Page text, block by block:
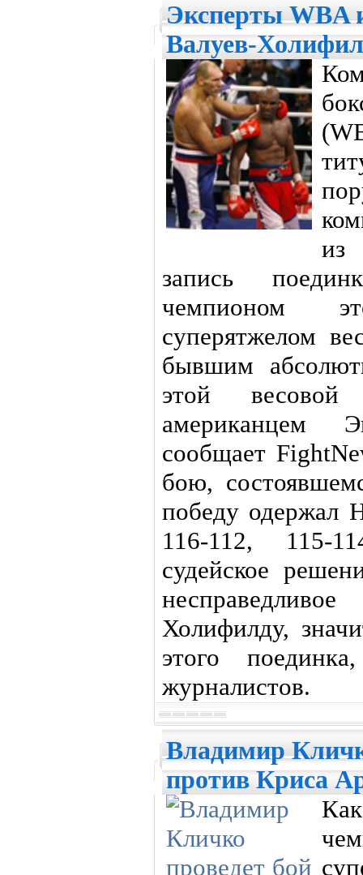
Эксперты WBA
Валуев-
из
запись
чемпионом
суперятжелом
бывшим
этой весовой
американцем
сообщает
бою,
победу одержал
116-112, 115-
судейское
Холифилду,
этого
журналистов.
Владимир
против Криса